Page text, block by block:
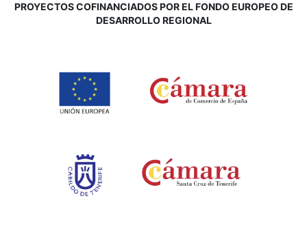
PROYECTOS COFINANCIADOS POR EL FONDO EUROPEO DE
DESARROLLO REGIONAL